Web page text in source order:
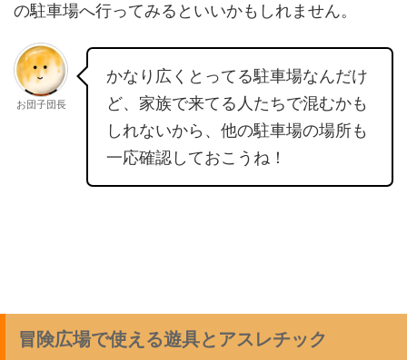
の駐車場へ行ってみるといいかもしれません。
お団子団長
かなり広くとってる駐車場なんだけ
ど、家族で来てる人たちで混むかも
しれないから、他の駐車場の場所も
一応確認しておこうね！
冒険広場で使える遊具とアスレチック